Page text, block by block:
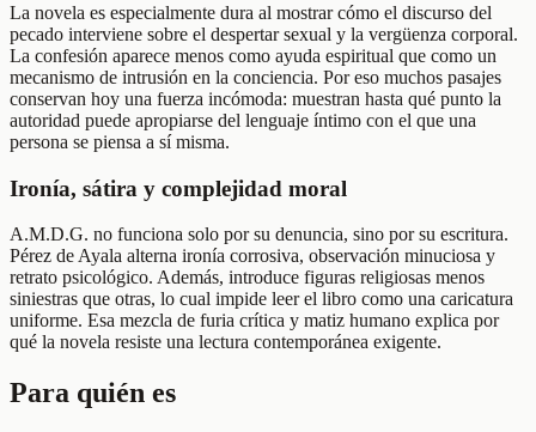
La novela es especialmente dura al mostrar cómo el discurso del
pecado interviene sobre el despertar sexual y la vergüenza corporal.
La confesión aparece menos como ayuda espiritual que como un
mecanismo de intrusión en la conciencia. Por eso muchos pasajes
conservan hoy una fuerza incómoda: muestran hasta qué punto la
autoridad puede apropiarse del lenguaje íntimo con el que una
persona se piensa a sí misma.
Ironía, sátira y complejidad moral
A.M.D.G. no funciona solo por su denuncia, sino por su escritura.
Pérez de Ayala alterna ironía corrosiva, observación minuciosa y
retrato psicológico. Además, introduce figuras religiosas menos
siniestras que otras, lo cual impide leer el libro como una caricatura
uniforme. Esa mezcla de furia crítica y matiz humano explica por
qué la novela resiste una lectura contemporánea exigente.
Para quién es